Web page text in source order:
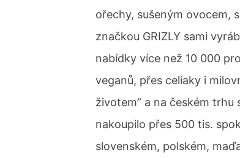
ořechy, sušeným ovocem,
značkou GRIZLY sami
nabídky více než 10 000
veganů, přes celiaky i
životem” a na českém
nakoupilo přes 500 tis.
slovenském, polském,